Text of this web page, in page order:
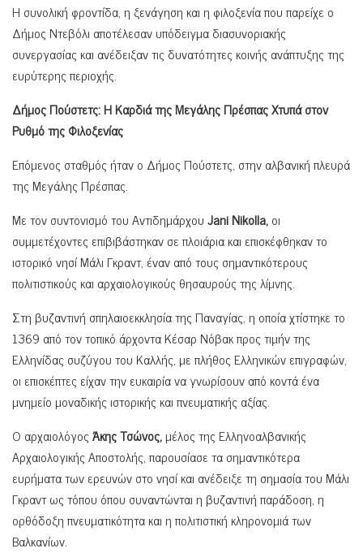
Η συνολική φροντίδα, η ξενάγηση και η φιλοξενία που παρείχε ο
Δήμος Ντεβόλι αποτέλεσαν υπόδειγμα διασυνοριακής
συνεργασίας και ανέδειξαν τις δυνατότητες κοινής ανάπτυξης της
ευρύτερης περιοχής.
Δήμος Πούστετς: Η Καρδιά της Μεγάλης Πρέσπας Χτυπά στον
Ρυθμό της Φιλοξενίας
Επόμενος σταθμός ήταν ο Δήμος Πούστετς, στην αλβανική πλευρά
της Μεγάλης Πρέσπας.
Με τον συντονισμό του ΑντιδημάρχουJani Nikolla,οι
συμμετέχοντες επιβιβάστηκαν σε πλοιάρια και επισκέφθηκαν το
ιστορικό νησί Μάλι Γκραντ, έναν από τους σημαντικότερους
πολιτιστικούς και αρχαιολογικούς θησαυρούς της λίμνης.
Στη βυζαντινή σπηλαιοεκκλησία της Παναγίας, η οποία χτίστηκε το
1369 από τον τοπικό άρχοντα Κέσαρ Νόβακ προς τιμήν της
Ελληνίδας συζύγου του Καλλής, με πλήθος Ελληνικών επιγραφών,
οι επισκέπτες είχαν την ευκαιρία να γνωρίσουν από κοντά ένα
μνημείο μοναδικής ιστορικής και πνευματικής αξίας.
Ο αρχαιολόγοςΆκης Τσώνος,μέλος της Ελληνοαλβανικής
Αρχαιολογικής Αποστολής, παρουσίασε τα σημαντικότερα
ευρήματα των ερευνών στο νησί και ανέδειξε τη σημασία του Μάλι
Γκραντ ως τόπου όπου συναντώνται η βυζαντινή παράδοση, η
ορθόδοξη πνευματικότητα και η πολιτιστική κληρονομιά των
Βαλκανίων.